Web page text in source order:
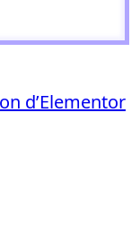
d’Elementor